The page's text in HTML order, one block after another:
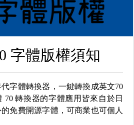
字體版權須知
代字體轉換器，一鍵轉換成英文70
70 轉換器的字體應用皆來自於日
免費開源字體，可商業也可個人